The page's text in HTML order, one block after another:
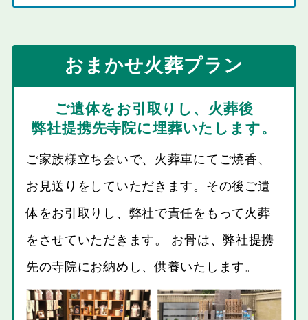
おまかせ火葬プラン
ご遺体をお引取りし、火葬後
弊社提携先寺院に埋葬いたします。
ご家族様立ち会いで、火葬車にてご焼香、
お見送りをしていただきます。その後ご遺
体をお引取りし、弊社で責任をもって火葬
をさせていただきます。 お骨は、弊社提携
先の寺院にお納めし、供養いたします。